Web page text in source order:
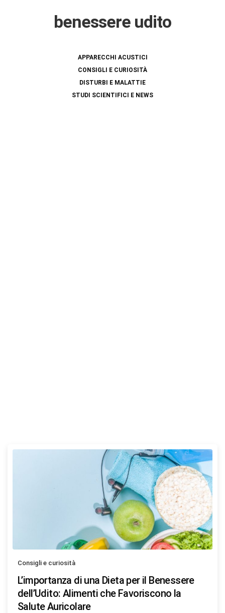
benessere udito
APPARECCHI ACUSTICI
CONSIGLI E CURIOSITÀ
DISTURBI E MALATTIE
STUDI SCIENTIFICI E NEWS
Consigli e curiosità
L’importanza di una Dieta per il Benessere
dell’Udito: Alimenti che Favoriscono la
Salute Auricolare